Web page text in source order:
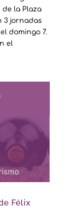
la Plaza
3 jornadas
domingo 7.
el
Félix